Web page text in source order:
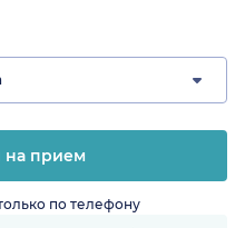
на прием
по телефону